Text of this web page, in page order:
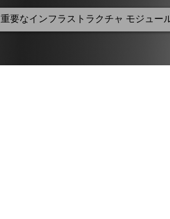
重要なインフラストラクチャ モジュー